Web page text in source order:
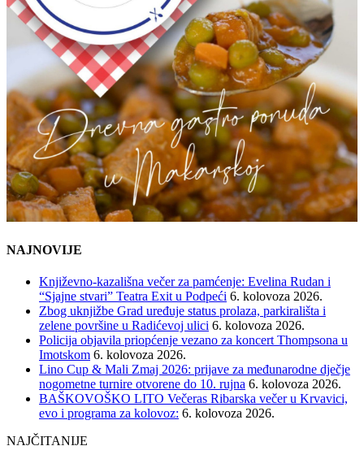
NAJNOVIJE
Književno-kazališna večer za pamćenje: Evelina Rudan i
“Sjajne stvari” Teatra Exit u Podpeći 6. kolovoza 2026.
Zbog uknjižbe Grad uređuje status prolaza, parkirališta i
zelene površine u Radićevoj ulici 6. kolovoza 2026.
Policija objavila priopćenje vezano za koncert Thompsona u
Imotskom 6. kolovoza 2026.
Lino Cup & Mali Zmaj 2026: prijave za međunarodne dječje
nogometne turnire otvorene do 10. rujna 6. kolovoza 2026.
BAŠKOVOŠKO LITO Večeras Ribarska večer u Krvavici,
evo i programa za kolovoz: 6. kolovoza 2026.
NAJČITANIJE